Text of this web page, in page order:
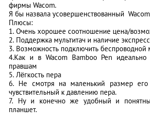
фирмы Wacom.
Я бы назвала усовершенствованный
Плюсы:
1. Очень хорошее соотношение цена/
2. Поддержка мультитач и наличие
3. Возможность подключить беспроводной
4.Как и в Wacom Bamboo Pen
правшам
5. Лёгкость пера
6. Не смотря на маленький размер его
чувствительный к давлению пера.
7. Ну и конечно же удобный и
планшет.